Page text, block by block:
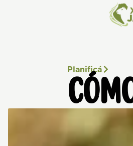
Planificá